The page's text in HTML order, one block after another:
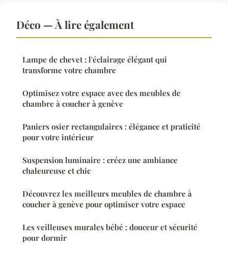
Déco — À lire également
Lampe de chevet : l'éclairage élégant qui
transforme votre chambre
Optimisez votre espace avec des meubles de
chambre à coucher à genève
Paniers osier rectangulaires : élégance et praticité
pour votre intérieur
Suspension luminaire : créez une ambiance
chaleureuse et chic
Découvrez les meilleurs meubles de chambre à
coucher à genève pour optimiser votre espace
Les veilleuses murales bébé : douceur et sécurité
pour dormir